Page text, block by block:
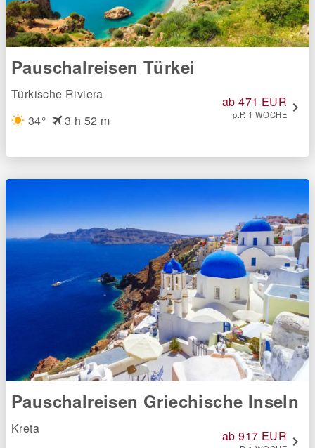
Pauschalreisen Türkei
Türkische Riviera
wb_sunny 34° flight3 h 52 m
ab 471 EUR
p.P. 1 WOCHE chevron_right
Pauschalreisen Griechische Inseln
Kreta
ab 917 EUR chevron_right